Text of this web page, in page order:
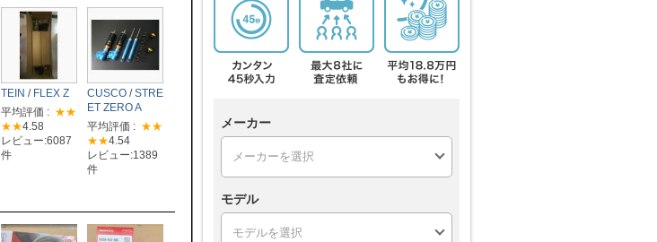
TEIN / FLEX Z
平均評価 : ★★
★★4.58
レビュー:6087
件
CUSCO /STRE
ET ZERO A
平均評価 : ★★
★★4.54
レビュー:1389
件
メーカー
モデル